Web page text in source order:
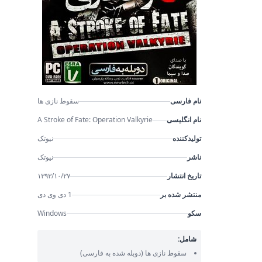
نام فارسی
سقوط نازی ها
نام انگلیسی
A Stroke of Fate: Operation Valkyrie
تولیدکننده
نیوتک
ناشر
نیوتک
تاریخ انتشار
۱۳۹۳/۱۰/۲۷
منتشر شده بر
1 دی وی دی
سکو
Windows
شامل:
سقوط نازی ها (دوبله شده به فارسی)